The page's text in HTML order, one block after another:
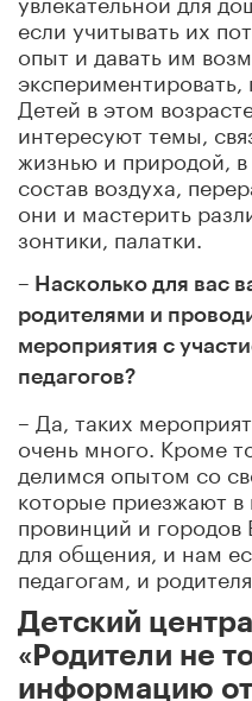
если учитывать их
опыт и давать им
экспериментировать,
Детей в этом
интересуют темы,
жизнью и природой,
состав воздуха,
они и мастерить
зонтики, палатки.
– Насколько для вас
родителями и
мероприятия с
педагогов?
– Да, таких
очень много. Кроме
делимся опытом со
которые приезжают
провинций и
для общения, и нам
педагогам, и
Детский
«Родители не
информацию от